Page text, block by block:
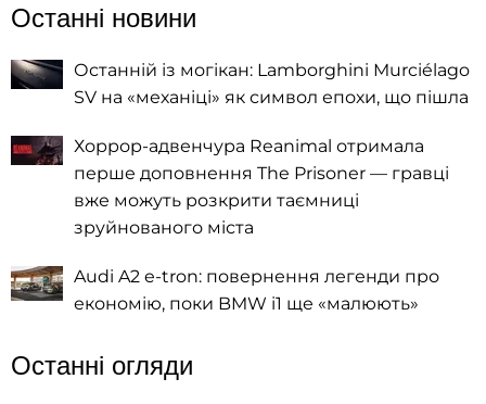
Останні новини
Останній із могікан: Lamborghini Murciélago
SV на «механіці» як символ епохи, що пішла
Хоррор-адвенчура Reanimal отримала
перше доповнення The Prisoner — гравці
вже можуть розкрити таємниці
зруйнованого міста
Audi A2 e-tron: повернення легенди про
економію, поки BMW i1 ще «малюють»
Останні огляди